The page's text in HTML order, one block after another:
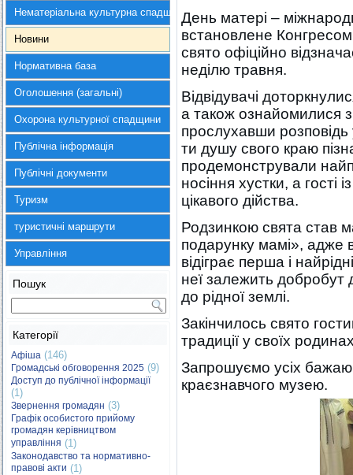
Нематеріальна культурна спадщина
Новини
Нормативна база
Оголошення (загальні)
Охорона культурної спадщини
Публічна інформація
Публічні документи
Туризм
туристичні маршрути
Управління
Пошук
Категорії
Афіша (146)
Громадські обговорення 2025 (9)
Доступ до публічної інформації
(1)
Звернення громадян (3)
Графік особистого прийому
громадян керівництвом
управління (1)
Законодавство та нормативно-
правові акти (1)
День матері –
встановлене
свято офіційно
неділю травня.
Відвідувачі
а також ознайомилися з
прослухавши розповідь
ти душу свого краю
продемонстрували
носіння хустки, а
цікавого дійства.
Родзинкою свята став
подарунку мамі», адже
відіграє перша і
неї залежить
до рідної землі.
Закінчилось свято
традиції у своїх
Запрошуємо усіх
краєзнавчого музею.